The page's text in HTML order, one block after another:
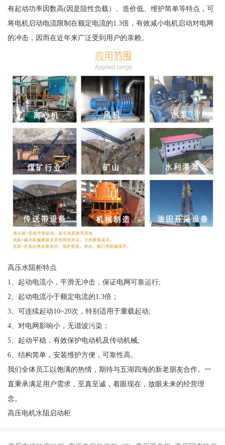
有起动功率因数高(因是阻性负载）、造价低、维护简单等特点，可
将电机启动电流限制在额定电流的1.3倍，有效减小电机启动对电网
的冲击，因而在近年来广泛受到用户的亲赖。
高压水阻柜特点
1、起动电流小，平滑无冲击，保证电网可靠运行;
2、起动电流小于额定电流的1.3倍；
3、可连续起动10~20次，特别适用于重载起动;
4、对电网影响小，无谐波污染；
5、起动平稳，有效保护电动机及传动机械;
6、结构简单，安装维护方便，可靠性高。
我们全体员工以饱满的热情，期待与五湖四海的新老朋友合作。一
直秉承满足用户需求，至真至诚，着眼现在，放眼未来的经营理
念。
高压电机水阻启动柜